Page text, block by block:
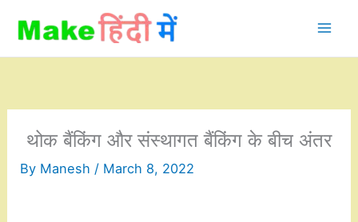
content
थोक बैंकिंग और संस्थागत बैंकिंग के बीच अंतर
By Manesh / March 8, 2022